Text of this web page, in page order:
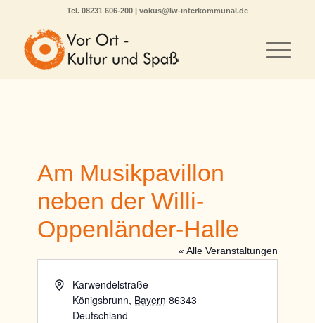
Tel. 08231 606-200 | vokus@lw-interkommunal.de
Am Musikpavillon
neben der Willi-
Oppenländer-Halle
« Alle Veranstaltungen
AdresseKarwendelstraße
Königsbrunn, Bayern 86343
Deutschland